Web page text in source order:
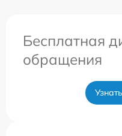
Бесплатная
обращения